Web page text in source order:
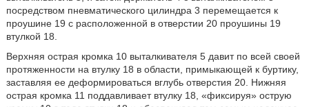
посредством пневматического цилиндра 3 перемещается к
проушине 19 с расположенной в отверстии 20 проушины 19
втулкой 18.
Верхняя острая кромка 10 выталкивателя 5 давит по всей своей
протяженности на втулку 18 в области, примыкающей к буртику,
заставляя ее деформироваться вглубь отверстия 20. Нижняя
острая кромка 11 поддавливает втулку 18, «фиксируя» острую